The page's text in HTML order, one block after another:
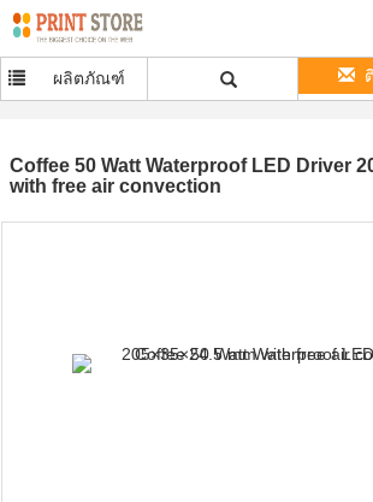
ผลิตภัณฑ์
Coffee 50 Watt Waterproof LED Driver
with free air convection